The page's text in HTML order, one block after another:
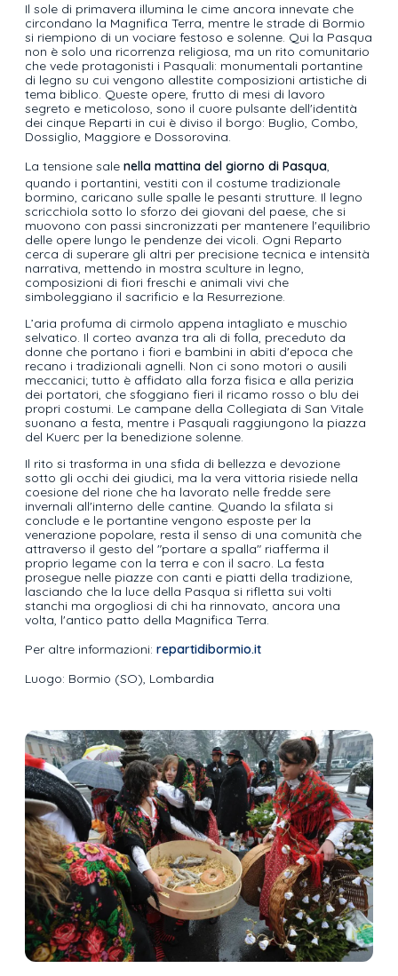
Il sole di primavera illumina le cime ancora innevate che
circondano la Magnifica Terra, mentre le strade di Bormio
si riempiono di un vociare festoso e solenne. Qui la Pasqua
non è solo una ricorrenza religiosa, ma un rito comunitario
che vede protagonisti i Pasquali: monumentali portantine
di legno su cui vengono allestite composizioni artistiche di
tema biblico. Queste opere, frutto di mesi di lavoro
segreto e meticoloso, sono il cuore pulsante dell'identità
dei cinque Reparti in cui è diviso il borgo: Buglio, Combo,
Dossiglio, Maggiore e Dossorovina.
La tensione sale nella mattina del giorno di Pasqua,
quando i portantini, vestiti con il costume tradizionale
bormino, caricano sulle spalle le pesanti strutture. Il legno
scricchiola sotto lo sforzo dei giovani del paese, che si
muovono con passi sincronizzati per mantenere l'equilibrio
delle opere lungo le pendenze dei vicoli. Ogni Reparto
cerca di superare gli altri per precisione tecnica e intensità
narrativa, mettendo in mostra sculture in legno,
composizioni di fiori freschi e animali vivi che
simboleggiano il sacrificio e la Resurrezione.
L’aria profuma di cirmolo appena intagliato e muschio
selvatico. Il corteo avanza tra ali di folla, preceduto da
donne che portano i fiori e bambini in abiti d'epoca che
recano i tradizionali agnelli. Non ci sono motori o ausili
meccanici; tutto è affidato alla forza fisica e alla perizia
dei portatori, che sfoggiano fieri il ricamo rosso o blu dei
propri costumi. Le campane della Collegiata di San Vitale
suonano a festa, mentre i Pasquali raggiungono la piazza
del Kuerc per la benedizione solenne.
Il rito si trasforma in una sfida di bellezza e devozione
sotto gli occhi dei giudici, ma la vera vittoria risiede nella
coesione del rione che ha lavorato nelle fredde sere
invernali all'interno delle cantine. Quando la sfilata si
conclude e le portantine vengono esposte per la
venerazione popolare, resta il senso di una comunità che
attraverso il gesto del "portare a spalla" riafferma il
proprio legame con la terra e con il sacro. La festa
prosegue nelle piazze con canti e piatti della tradizione,
lasciando che la luce della Pasqua si rifletta sui volti
stanchi ma orgogliosi di chi ha rinnovato, ancora una
volta, l'antico patto della Magnifica Terra.
Per altre informazioni: repartidibormio.it
Luogo: Bormio (SO), Lombardia